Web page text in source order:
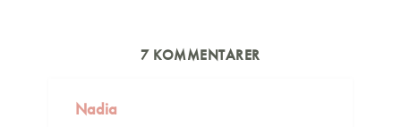
7 KOMMENTARER
Nadia